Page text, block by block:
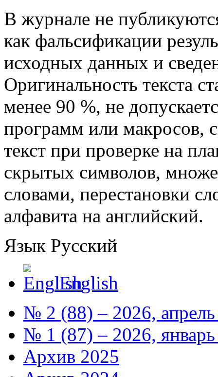
В журнале не
как фальсификации
исходных данных и
Оригинальность текста
менее 90 %, не
программ или макросов,
текст при проверке на
скрытых символов,
словами, перестановки
алфавита на английский.
Язык Русский
English
№ 2 (88) – 2026,
№ 1 (87) – 2026,
Архив 2025